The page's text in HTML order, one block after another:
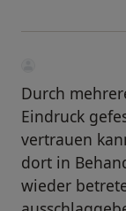
Durch
Eindruck
vertrauen
dort in
wieder